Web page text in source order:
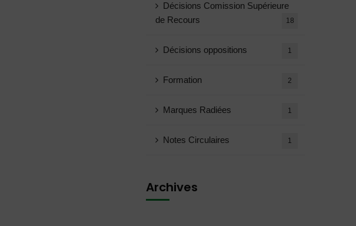
Décisions Comission Supérieure
de Recours
18
Décisions oppositions 1
Formation 2
Marques Radiées 1
Notes Circulaires 1
Archives